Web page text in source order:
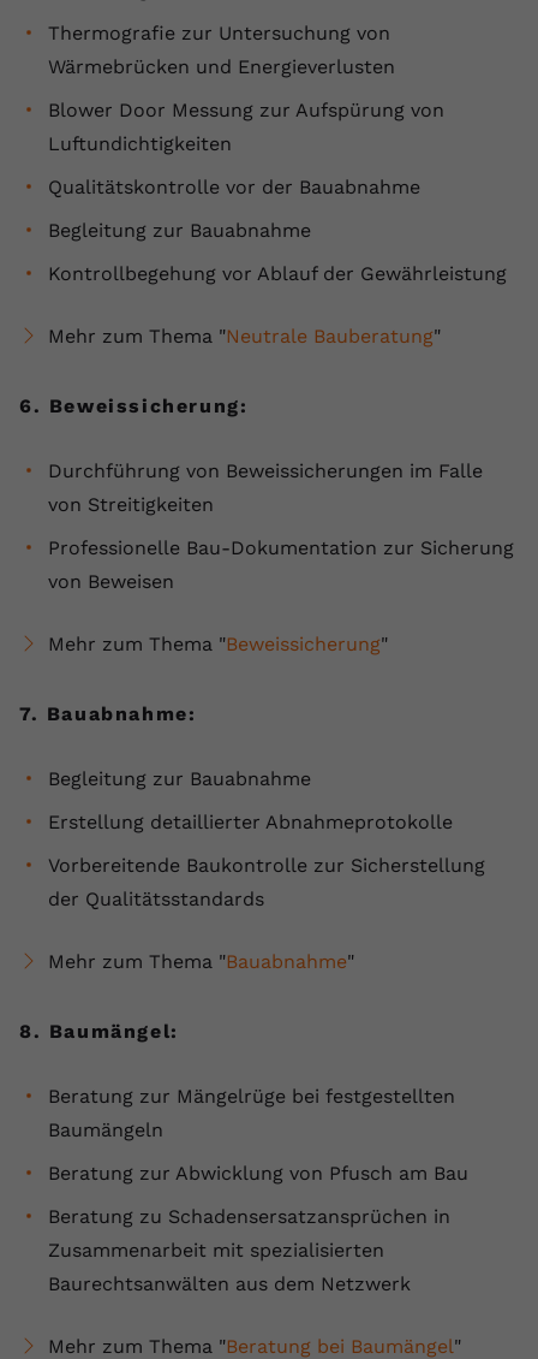
Thermografie zur Untersuchung von
Wärmebrücken und Energieverlusten
Blower Door Messung zur Aufspürung von
Luftundichtigkeiten
Qualitätskontrolle vor der Bauabnahme
Begleitung zur Bauabnahme
Kontrollbegehung vor Ablauf der Gewährleistung
Mehr zum Thema "Neutrale Bauberatung"
6. Beweissicherung:
Durchführung von Beweissicherungen im Falle
von Streitigkeiten
Professionelle Bau-Dokumentation zur Sicherung
von Beweisen
Mehr zum Thema "Beweissicherung"
7. Bauabnahme:
Begleitung zur Bauabnahme
Erstellung detaillierter Abnahmeprotokolle
Vorbereitende Baukontrolle zur Sicherstellung
der Qualitätsstandards
Mehr zum Thema "Bauabnahme"
8. Baumängel:
Beratung zur Mängelrüge bei festgestellten
Baumängeln
Beratung zur Abwicklung von Pfusch am Bau
Beratung zu Schadensersatzansprüchen in
Zusammenarbeit mit spezialisierten
Baurechtsanwälten aus dem Netzwerk
Mehr zum Thema "Beratung bei Baumängel"